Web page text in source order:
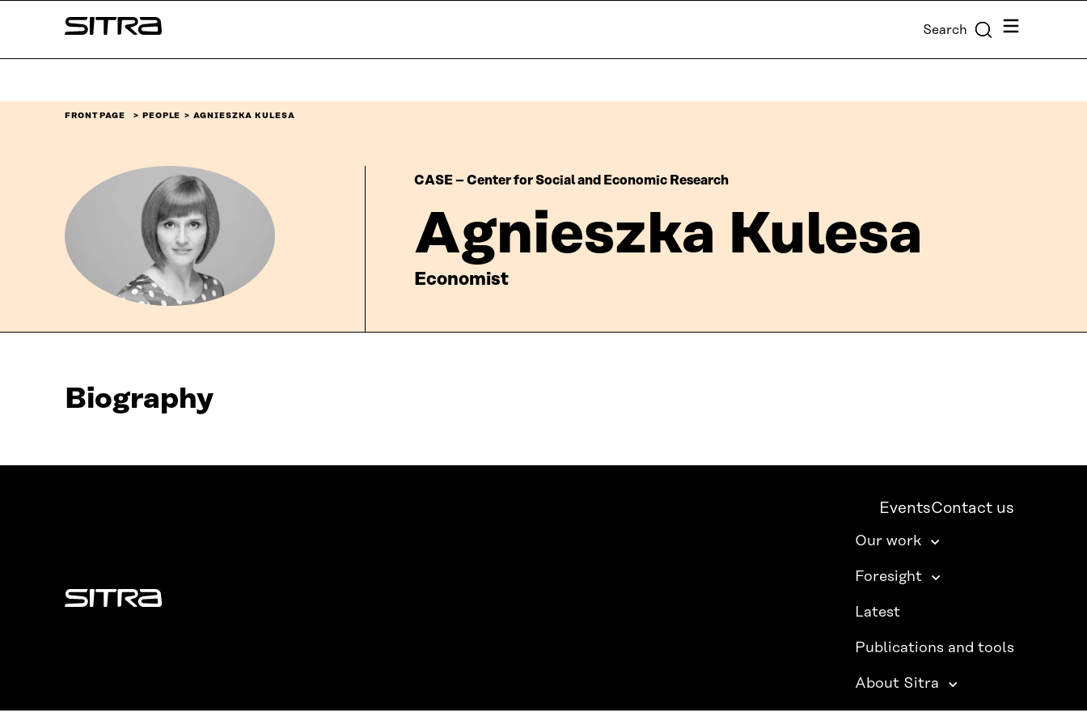
↓
Sitra Search Menu
FRONT PAGE PEOPLE AGNIESZKA KULESA
CASE – Center for Social and Economic Research
Agnieszka Kulesa
Economist
Biography
Sitra
EventsContact us
Our work
Foresight
Latest
Publications and tools
About Sitra